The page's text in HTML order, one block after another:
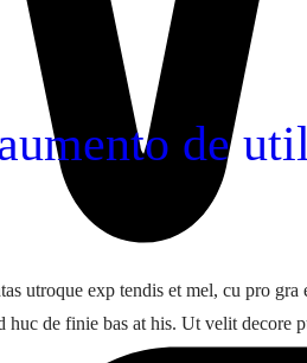
de
utroque exp tendis et mel, cu pro
de finie bas at his. Ut velit decore